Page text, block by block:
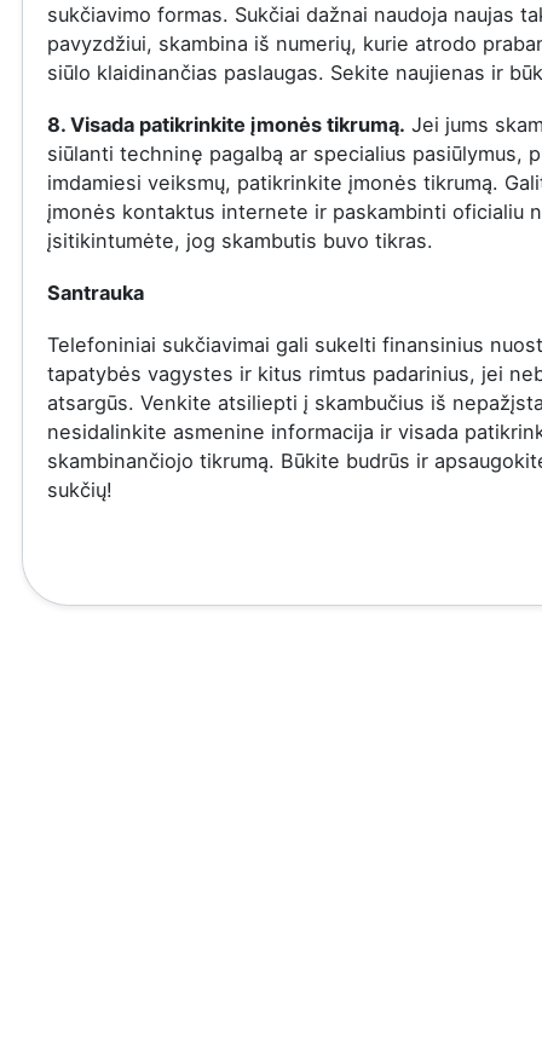
sukčiavimo formas. Sukčiai dažnai naudoja naujas
pavyzdžiui, skambina iš numerių, kurie atrodo
siūlo klaidinančias paslaugas. Sekite naujienas ir
8. Visada patikrinkite įmonės tikrumą. Jei jums
siūlanti techninę pagalbą ar specialius pasiūlymus,
imdamiesi veiksmų, patikrinkite įmonės tikrumą.
įmonės kontaktus internete ir paskambinti oficialiu
įsitikintumėte, jog skambutis buvo tikras.
Santrauka
Telefoniniai sukčiavimai gali sukelti finansinius
tapatybės vagystes ir kitus rimtus padarinius, jei
atsargūs. Venkite atsiliepti į skambučius iš
nesidalinkite asmenine informacija ir visada
skambinančiojo tikrumą. Būkite budrūs ir
sukčių!